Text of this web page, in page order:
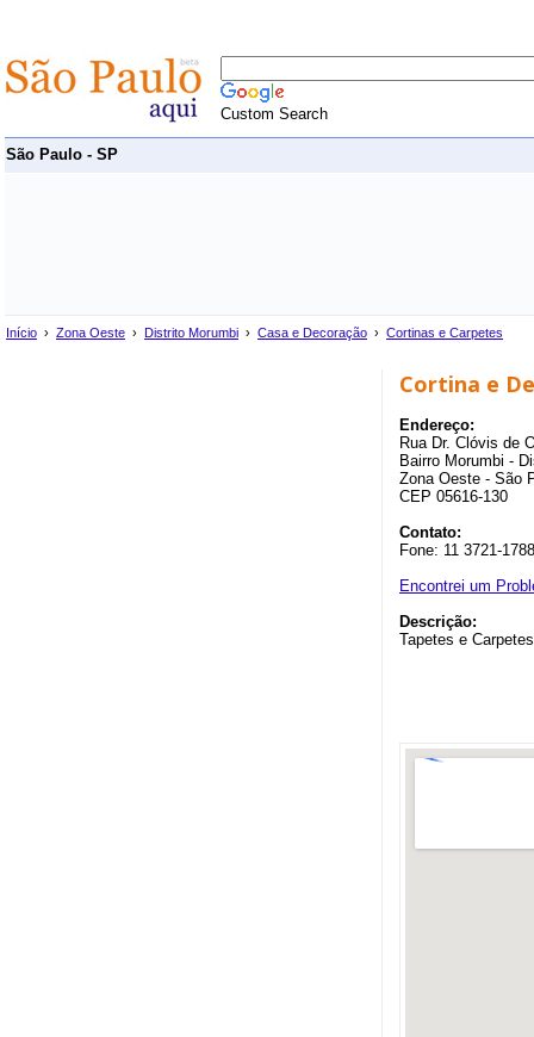
Custom Search
São Paulo - SP
Início › Zona Oeste › Distrito Morumbi › Casa e Decoração › Cortinas e Carpetes
Cortina e
Endereço:
Rua Dr. Clóvis de
Bairro Morumbi -
Zona Oeste - São
CEP 05616-130
Contato:
Fone: 11 3721-1788
Encontrei um
Descrição:
Tapetes e